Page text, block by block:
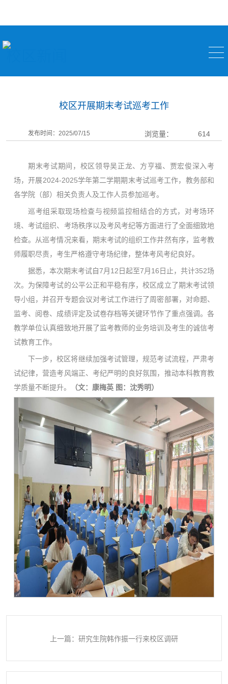
校区开展期末考试巡考工作
发布时间：2025/07/15 浏览量： 614
期末考试期间，校区领导吴正龙、方亨福、贾宏俊深入考
场，开展2024-2025学年第二学期期末考试巡考工作，教务部和
各学院（部）相关负责人及工作人员参加巡考。
巡考组采取现场检查与视频监控相结合的方式，对考场环
境、考试组织、考场秩序以及考风考纪等方面进行了全面细致地
检查。从巡考情况来看，期末考试的组织工作井然有序，监考教
师履职尽责，考生严格遵守考场纪律，整体考风考纪良好。
据悉，本次期末考试自7月12日起至7月16日止，共计352场
次。为保障考试的公平公正和平稳有序，校区成立了期末考试领
导小组，并召开专题会议对考试工作进行了周密部署，对命题、
监考、阅卷、成绩评定及试卷存档等关键环节作了重点强调。各
教学单位认真细致地开展了监考教师的业务培训及考生的诚信考
试教育工作。
下一步，校区将继续加强考试管理，规范考试流程，严肃考
试纪律，营造考风端正、考纪严明的良好氛围，推动本科教育教
学质量不断提升。
（文：康梅英 图：沈秀明）
上一篇：研究生院韩作振一行来校区调研